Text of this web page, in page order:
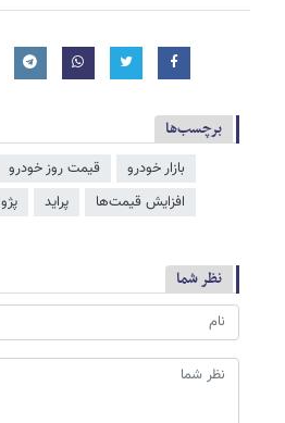
برچسب‌ها
بازار خودرو قیمت روز خودرو
افزایش قیمت‌ها
پراید پژو
نظر شما